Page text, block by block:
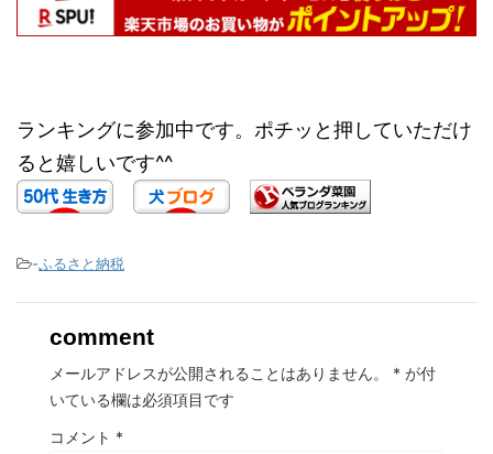
ランキングに参加中です。ポチッと押していただけ
ると嬉しいです^^
-ふるさと納税
comment
メールアドレスが公開されることはありません。 * が付
いている欄は必須項目です
コメント *